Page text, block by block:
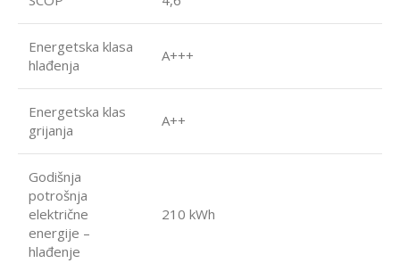
Energetska klasa
hlađenja
A+++
Energetska klas
grijanja
A++
Godišnja
potrošnja
električne
energije –
hlađenje
210 kWh